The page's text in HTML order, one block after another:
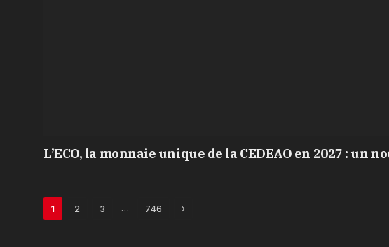
L’ECO, la monnaie unique de la CEDEAO en 2027 :
1 2 3 … 746 Next